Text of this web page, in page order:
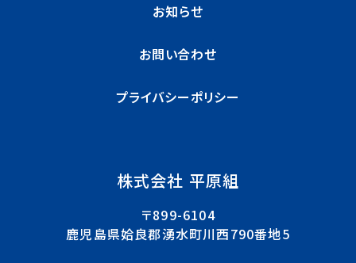
株式会社 平原組
〒899-6104
鹿児島県姶良郡湧水町川西790番地5
お知らせ
お問い合わせ
プライバシーポリシー